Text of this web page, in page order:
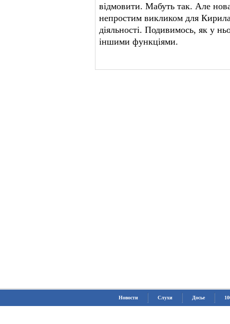
відмовити. Мабуть так. Але
непростим викликом для
діяльності. Подивимось, як у
іншими функціями.
Новости Слухи Досье